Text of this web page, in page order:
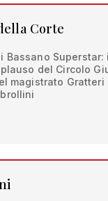
Corte
Bassano
del Circolo
magistrato